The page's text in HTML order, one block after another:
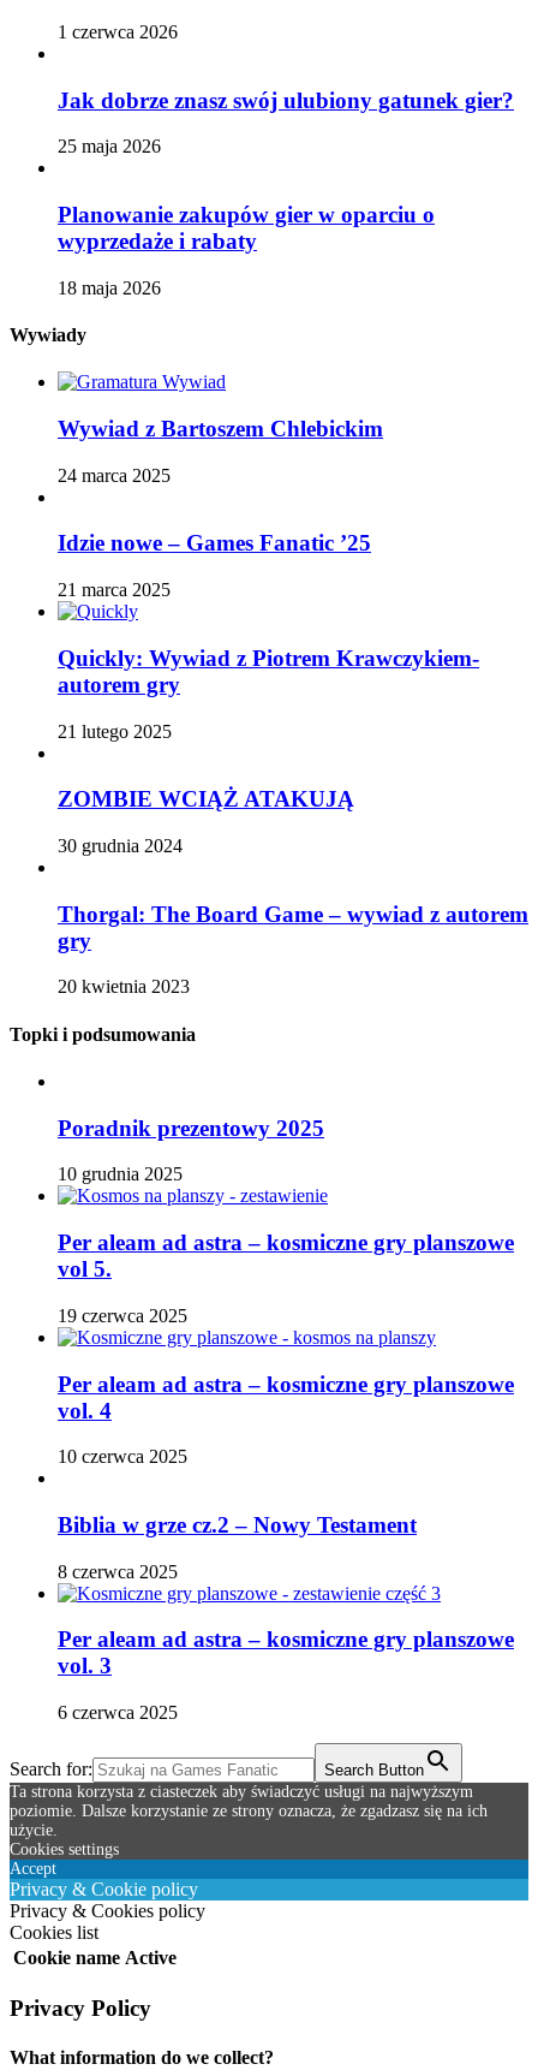
1 czerwca 2026
Jak dobrze znasz swój ulubiony gatunek gier?
25 maja 2026
Planowanie zakupów gier w oparciu o
wyprzedaże i rabaty
18 maja 2026
Wywiady
Wywiad z Bartoszem Chlebickim
24 marca 2025
Idzie nowe – Games Fanatic ’25
21 marca 2025
Quickly: Wywiad z Piotrem Krawczykiem-
autorem gry
21 lutego 2025
ZOMBIE WCIĄŻ ATAKUJĄ
30 grudnia 2024
Thorgal: The Board Game – wywiad z autorem
gry
20 kwietnia 2023
Topki i podsumowania
Poradnik prezentowy 2025
10 grudnia 2025
Per aleam ad astra – kosmiczne gry planszowe
vol 5.
19 czerwca 2025
Per aleam ad astra – kosmiczne gry planszowe
vol. 4
10 czerwca 2025
Biblia w grze cz.2 – Nowy Testament
8 czerwca 2025
Per aleam ad astra – kosmiczne gry planszowe
vol. 3
6 czerwca 2025
Search for:
Search Button
Ta strona korzysta z ciasteczek aby świadczyć usługi na najwyższym
poziomie. Dalsze korzystanie ze strony oznacza, że zgadzasz się na ich
użycie.
Cookies settings
Accept
Privacy & Cookie policy
Privacy & Cookies policy
Cookies list
Cookie name Active
Privacy Policy
What information do we collect?